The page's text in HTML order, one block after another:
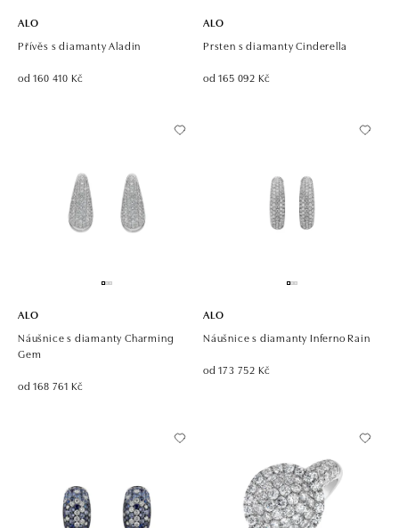
ALO
Přívěs s diamanty Aladin
od 160 410 Kč
ALO
Prsten s diamanty Cinderella
od 165 092 Kč
ALO
Náušnice s diamanty Charming
Gem
od 168 761 Kč
ALO
Náušnice s diamanty Inferno Rain
od 173 752 Kč